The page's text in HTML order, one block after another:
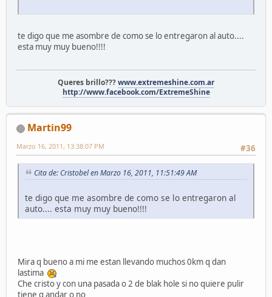
te digo que me asombre de como se lo entregaron al auto....
esta muy muy bueno!!!!
Queres brillo???www.extremeshine.com.ar
http://www.facebook.com/ExtremeShine
Martin99
#36
Marzo 16, 2011, 13:38:07 PM
Cita de: Cristobel en Marzo 16, 2011, 11:51:49 AM
te digo que me asombre de como se lo entregaron al
auto.... esta muy muy bueno!!!!
Mira q bueno a mi me estan llevando muchos 0km q dan
lastima
Che cristo y con una pasada o 2 de blak hole si no quiere pulir
tiene q andar o no